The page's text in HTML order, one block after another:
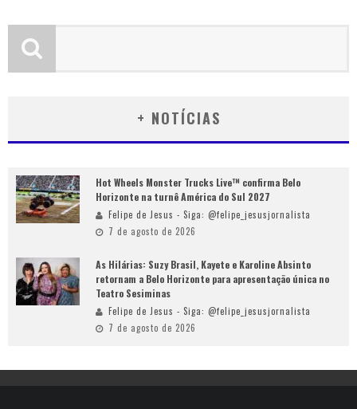
+ NOTÍCIAS
Hot Wheels Monster Trucks Live™ confirma Belo
Horizonte na turnê América do Sul 2027
Felipe de Jesus - Siga: @felipe_jesusjornalista
7 de agosto de 2026
As Hilárias: Suzy Brasil, Kayete e Karoline Absinto
retornam a Belo Horizonte para apresentação única no
Teatro Sesiminas
Felipe de Jesus - Siga: @felipe_jesusjornalista
7 de agosto de 2026